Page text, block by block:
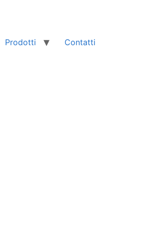
Prodotti Contatti